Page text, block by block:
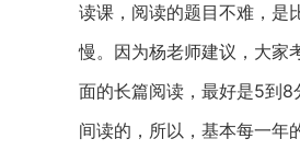
读课，阅读的题目不难，是
慢。因为杨老师建议，大家
面的长篇阅读，最好是5到
间读的，所以，基本每一年